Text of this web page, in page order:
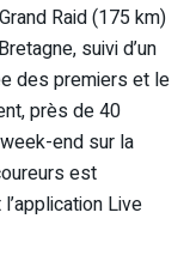
Raid (175 km)
suivi d’un
des premiers et le
près de 40
end sur la
est
Live